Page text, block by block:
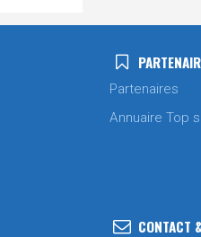
Partenaires
Annuaire Top
CONTACT